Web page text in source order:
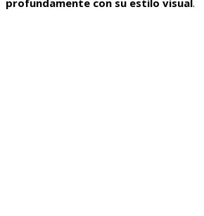
profundamente con su estilo visual.